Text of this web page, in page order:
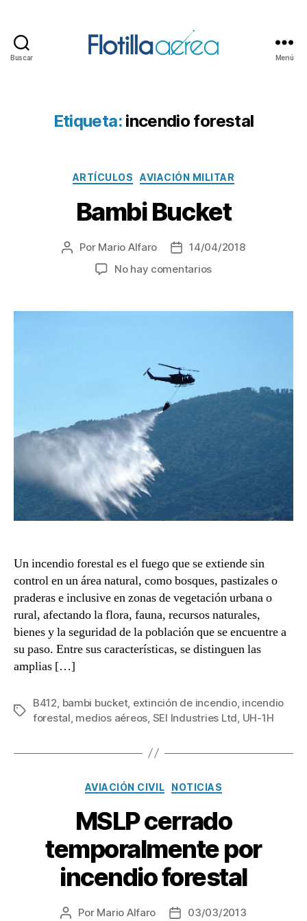
Buscar Menú
Etiqueta: incendio forestal
Categorías
ARTÍCULOS AVIACIÓN MILITAR
Bambi Bucket
Autor
Por Mario Alfaro
Fecha14/04/2018
No hay comentariosen
Un incendio forestal es el fuego que se extiende sin
control en un área natural, como bosques, pastizales o
praderas e inclusive en zonas de vegetación urbana o
rural, afectando la flora, fauna, recursos naturales,
bienes y la seguridad de la población que se encuentre a
su paso. Entre sus características, se distinguen las
amplias […]
Etiquetas
B412 bambi bucket, extinción de incendio, incendio
forestal medios aéreos SEI Industries Ltd UH-1H
Categorías
AVIACIÓN CIVIL NOTICIAS
MSLP cerrado
temporalmente por
incendio forestal
Autor
Por Mario Alfaro
Fecha03/03/2013